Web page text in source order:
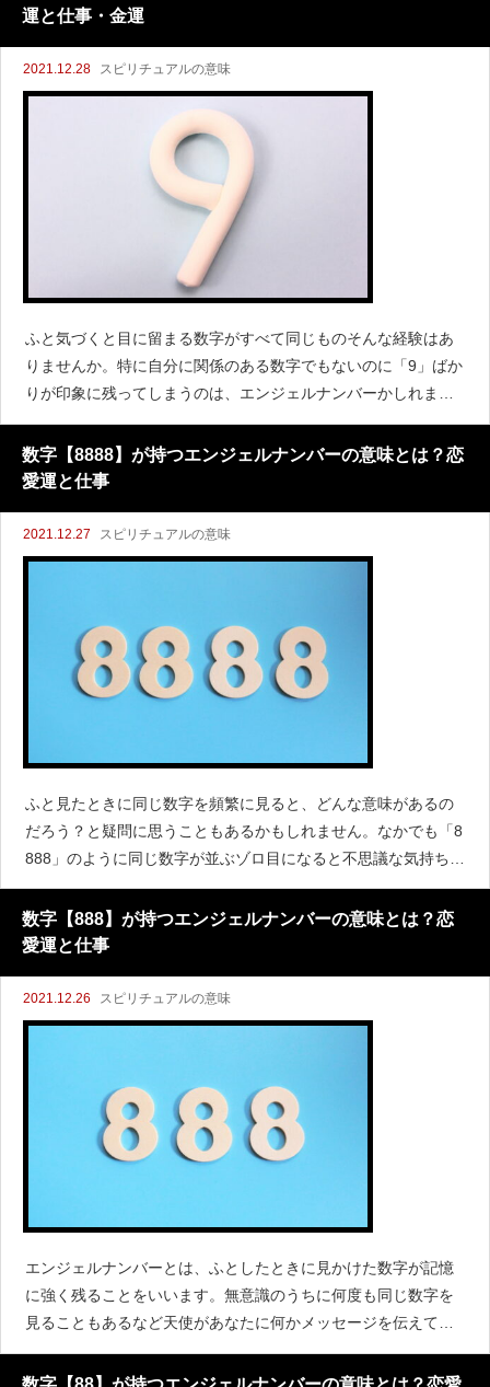
運と仕事・金運
2021.12.28 スピリチュアルの意味
ふと気づくと目に留まる数字がすべて同じものそんな経験はあ
りませんか。特に自分に関係のある数字でもないのに「9」ばか
りが印象に残ってしまうのは、エンジェルナンバーかしれませ
ん。数字にはすべてに意味があると言われています。天使から
あなたに伝えたいメッセージが隠れているのがエンジェルナ
数字【8888】が持つエンジェルナンバーの意味とは？恋
愛運と仕事
2021.12.27 スピリチュアルの意味
ふと見たときに同じ数字を頻繁に見ると、どんな意味があるの
だろう？と疑問に思うこともあるかもしれません。なかでも「8
888」のように同じ数字が並ぶゾロ目になると不思議な気持ちに
なりますね。特にエンジェルナンバーは天使からのお告げとい
いますしより強いエネルギーのようなものを感じます。
数字【888】が持つエンジェルナンバーの意味とは？恋
愛運と仕事
2021.12.26 スピリチュアルの意味
エンジェルナンバーとは、ふとしたときに見かけた数字が記憶
に強く残ることをいいます。無意識のうちに何度も同じ数字を
見ることもあるなど天使があなたに何かメッセージを伝えてい
るのです。なかでも「888」のように同じ数字が3つ並んでいる
とどんな意味があるのだろう？と考えてしまいます。